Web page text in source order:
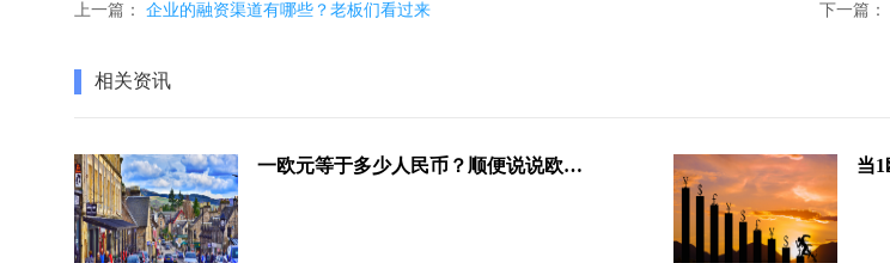
上一篇： 企业的融资渠道有哪些？老板们看过来 下一篇：
相关资讯
一欧元等于多少人民币？顺便说说欧洲人的平均工资有多少？